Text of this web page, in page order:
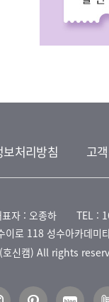
보처리방침 고
표자 : 오종하
TEL :
이로 118 성수아카데미
신캠) All rights